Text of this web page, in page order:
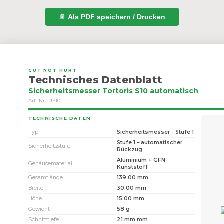
📄 Als PDF speichern / Drucken
CUT NOT HURT
Technisches Datenblatt
Sicherheitsmesser Tortoris S10 automatisch
Art.-Nr.: US10
TECHNISCHE DATEN
Typ Sicherheitsmesser - Stufe 1
Sicherheitsstufe
Stufe 1 – automatischer
Rückzug
Gehäusematerial
Aluminium + GFN-
Kunststoff
Gesamtlänge
139.00 mm
Breite
30.00 mm
Höhe
15.00 mm
Gewicht
58 g
Schnitttiefe
21 mm mm